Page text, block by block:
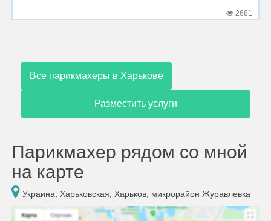
2681
Все парикмахеры в Харькове
Разместить услуги
Парикмахер рядом со мной
на карте
Украина, Харьковская, Харьков, микрорайон Журавлевка